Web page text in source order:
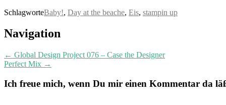
SchlagworteBaby!, Day at the beache, Eis, stampin up
Post
Navigation
← Global Design Project 076 – Case the Designer
Perfect Mix →
Ich freue mich, wenn Du mir einen Kommentar da